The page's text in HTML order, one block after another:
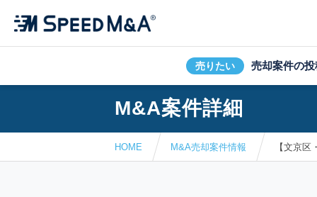
売りたい 売却案件の投
M&A案件詳細
HOME M&A売却案件情報 【文京